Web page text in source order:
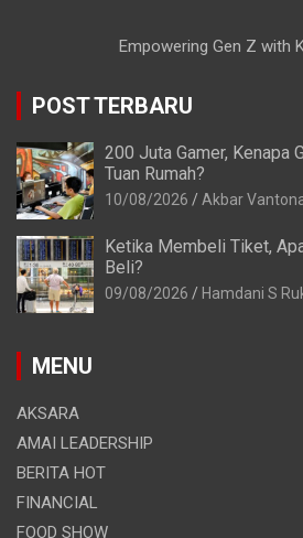
Empowering Gen Z with
POST TERBARU
200 Juta Gamer, Kenapa
Tuan Rumah?
10/08/2026 Akbar
Ketika Membeli Tiket,
Beli?
09/08/2026 Hamdani S
MENU
AKSARA
AMAI LEADERSHIP
BERITA HOT
FINANCIAL
FOOD SHOW